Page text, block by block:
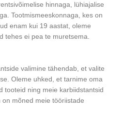
hinnaga, lühiajalise
Tootmismeeskonnaga, kes on
enam kui 19 aastat, oleme
tehes ei pea te muretsema.
valimine tähendab, et valite
Oleme uhked, et tarnime oma
tooteid ning meie karbiidstantsid
mõned meie tööriistade